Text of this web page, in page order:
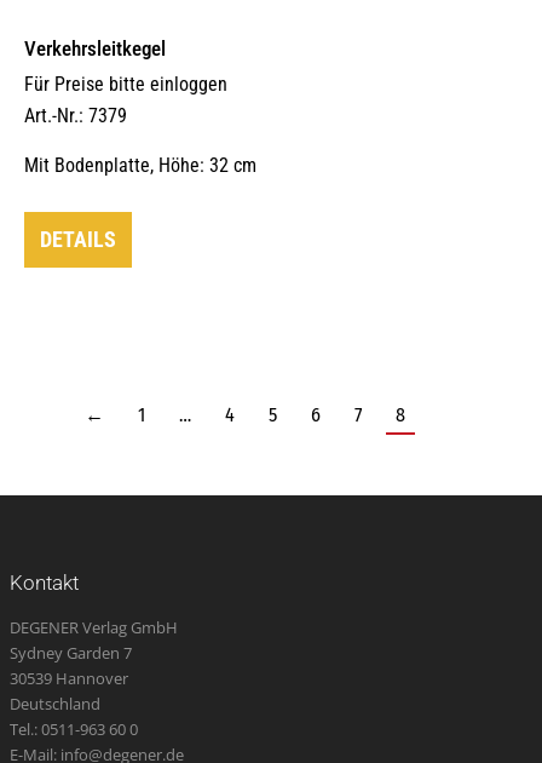
Verkehrsleitkegel
Für Preise bitte einloggen
Art.-Nr.: 7379
Mit Bodenplatte, Höhe: 32 cm
DETAILS
← 1 … 4 5 6 7 8
Kontakt
DEGENER Verlag GmbH
Sydney Garden 7
30539 Hannover
Deutschland
Tel.: 0511-963 60 0
E-Mail: info@degener.de